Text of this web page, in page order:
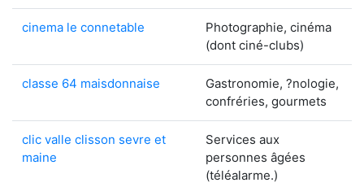
cinema le connetable
Photographie, cinéma
(dont ciné-clubs)
classe 64 maisdonnaise
Gastronomie, ?nologie,
confréries, gourmets
clic valle clisson sevre et
maine
Services aux
personnes âgées
(téléalarme.)